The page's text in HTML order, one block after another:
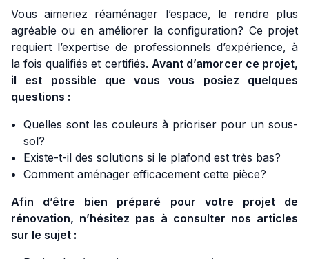
Vous aimeriez réaménager l’espace, le rendre plus
agréable ou en améliorer la configuration? Ce projet
requiert l’expertise de professionnels d’expérience, à
la fois qualifiés et certifiés. Avant d’amorcer ce projet,
il est possible que vous vous posiez quelques
questions :
Quelles sont les couleurs à prioriser pour un sous-
sol?
Existe-t-il des solutions si le plafond est très bas?
Comment aménager efficacement cette pièce?
Afin d’être bien préparé pour votre projet de
rénovation, n’hésitez pas à consulter nos articles
sur le sujet :